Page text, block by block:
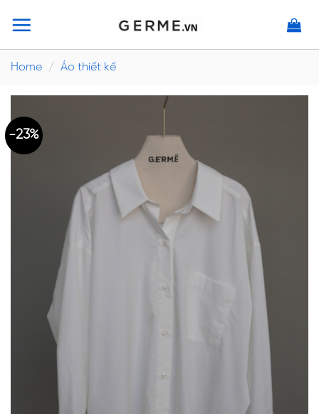
Home / Áo thiết kế
-23%